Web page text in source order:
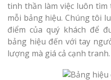
tinh thần làm việc luôn
mỗi bảng hiệu. Chúng tôi
điểm của quý khách để
bảng hiệu đến với tay
lượng mà giá cả cạnh tranh.